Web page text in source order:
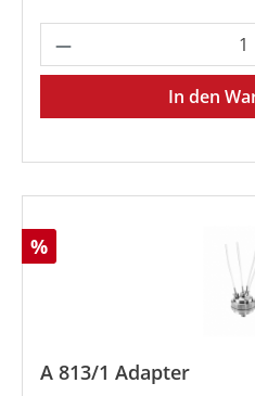
Produkt Anzahl:
In den
Rabatt
%
A 813/1 Adapter